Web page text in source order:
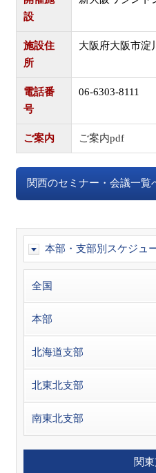
設
施設住
所
大阪府大阪市淀
電話番
号
06-6303-8111
ご案内 ご案内pdf
関西のセミナー・会議一覧
本部・支部別スケジュ
全国
本部
北海道支部
北東北支部
南東北支部
関